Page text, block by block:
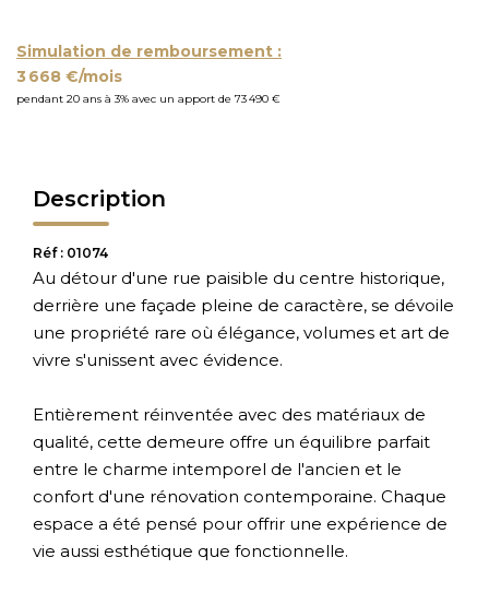
Simulation de remboursement :
3 668 €/mois
pendant 20 ans à 3% avec un apport de 73 490 €
Description
Réf : 01074
Au détour d'une rue paisible du centre historique,
derrière une façade pleine de caractère, se dévoile
une propriété rare où élégance, volumes et art de
vivre s'unissent avec évidence.
Entièrement réinventée avec des matériaux de
qualité, cette demeure offre un équilibre parfait
entre le charme intemporel de l'ancien et le
confort d'une rénovation contemporaine. Chaque
espace a été pensé pour offrir une expérience de
vie aussi esthétique que fonctionnelle.